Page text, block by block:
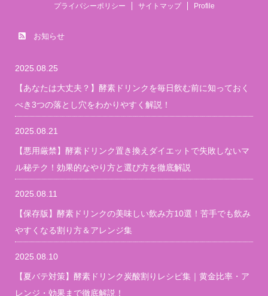
プライバシーポリシー サイトマップ Profile
お知らせ
2025.08.25
【あなたは大丈夫？】酵素ドリンクを毎日飲む前に知っておく
べき3つの落とし穴をわかりやすく解説！
2025.08.21
【悪用厳禁】酵素ドリンク置き換えダイエットで失敗しないマ
ル秘テク！効果的なやり方と選び方を徹底解説
2025.08.11
【保存版】酵素ドリンクの美味しい飲み方10選！苦手でも飲み
やすくなる割り方＆アレンジ集
2025.08.10
【夏バテ対策】酵素ドリンク炭酸割りレシピ集｜黄金比率・ア
レンジ・効果まで徹底解説！